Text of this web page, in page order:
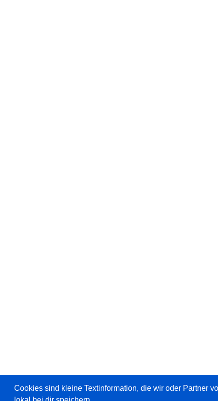
Cookies sind kleine Textinformation, die wir oder Partner